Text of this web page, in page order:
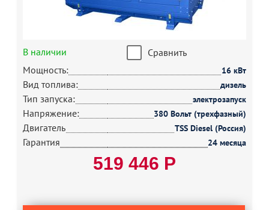
В наличии
Сравнить
Мощность:
16 кВт
Вид топлива: дизель
Тип запуска: электрозапуск
Напряжение: 380 Вольт (трехфазный)
Двигатель TSS Diesel (Россия)
Гарантия 24 месяца
519 446 Р